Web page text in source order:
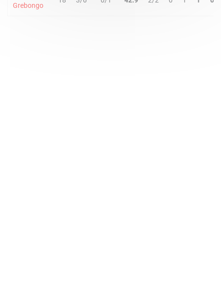
Grebongo